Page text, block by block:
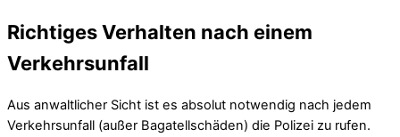
Richtiges Verhalten nach einem
Verkehrsunfall
Aus anwaltlicher Sicht ist es absolut notwendig nach jedem
Verkehrsunfall (außer Bagatellschäden) die Polizei zu rufen.